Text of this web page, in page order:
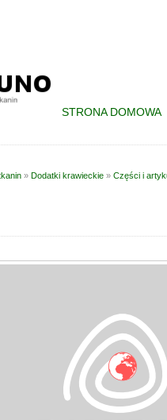
STRONA DOMOWA
» Dodatki krawieckie » Części i